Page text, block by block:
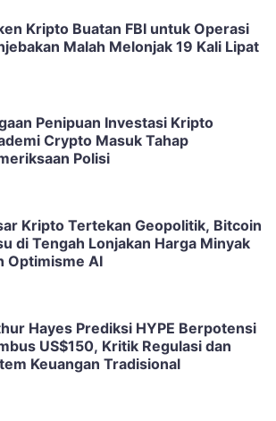
Kripto Buatan FBI untuk Operasi
Malah Melonjak 19 Kali Lipat
Penipuan Investasi Kripto
Crypto Masuk Tahap
Polisi
Kripto Tertekan Geopolitik, Bitcoin
di Tengah Lonjakan Harga Minyak
Optimisme AI
Hayes Prediksi HYPE Berpotensi
US$150, Kritik Regulasi dan
Keuangan Tradisional